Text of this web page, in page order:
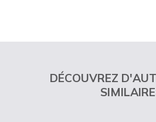
DÉCOUVREZ